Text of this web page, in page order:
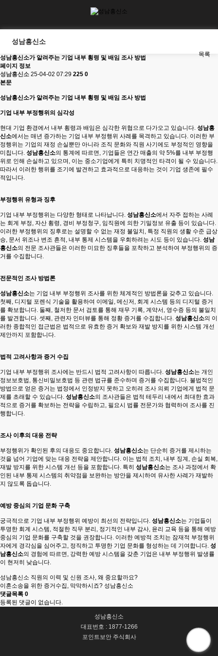
성남흥신소
목록
성남흥신소가 알려주는 기업 내부 횡령 및 배임 조사 방법
페이지 정보
성남흥신소 25-04-02 07:29 225 0
본문
성남흥신소가 알려주는 기업 내부 횡령 및 배임 조사 방법
기업 내부 부정행위의 심각성
현대 기업 환경에서 내부 횡령과 배임은 심각한 위협으로 다가오고 있습니다. 성남흥
신소에서는 매년 증가하는 기업 내부 부정행위 사례를 목격하고 있습니다. 이러한 부
정행위는 기업의 재정 손실뿐만 아니라 조직 문화와 직원 사기에도 부정적인 영향을
미칩니다. 성남흥신소의 통계에 따르면, 기업들은 연간 매출의 약 5%를 내부 부정행
위로 인해 손실하고 있으며, 이는 중소기업에게 특히 치명적인 타격이 될 수 있습니다.
따라서 이러한 행위를 조기에 발견하고 효과적으로 대응하는 것이 기업 생존에 필수
적입니다.
부정행위 유형과 징후
기업 내부 부정행위는 다양한 형태로 나타납니다. 성남흥신소에서 자주 접하는 사례
는 회계 부정, 자산 횡령, 경비 부정청구, 임직원에 의한 기밀정보 유출 등이 있습니다.
이러한 부정행위의 징후로는 설명할 수 없는 재정 불일치, 특정 직원의 생활 수준 급상
승, 문서 위조나 변조 흔적, 내부 통제 시스템을 우회하려는 시도 등이 있습니다. 성남
흥신소의 전문 조사관들은 이러한 미묘한 징후들을 포착하고 분석하여 부정행위의 증
거를 수집합니다.
전문적인 조사 방법론
성남흥신소는 기업 내부 부정행위 조사를 위한 체계적인 방법론을 갖추고 있습니다.
첫째, 디지털 포렌식 기술을 활용하여 이메일, 메신저, 회계 시스템 등의 디지털 증거
를 확보합니다. 둘째, 철저한 문서 검토를 통해 재무 기록, 계약서, 영수증 등의 불일치
를 발견합니다. 셋째, 관련자 인터뷰를 통해 정황 증거를 수집합니다. 성남흥신소의 이
러한 종합적인 접근법은 법적으로 유효한 증거 확보와 재발 방지를 위한 시스템 개선
제안까지 포함합니다.
법적 고려사항과 증거 수집
기업 내부 부정행위 조사에는 반드시 법적 고려사항이 따릅니다. 성남흥신소는 개인
정보보호법, 통신비밀보호법 등 관련 법규를 준수하며 증거를 수집합니다. 불법적인
방법으로 얻은 증거는 법정에서 인정받지 못하고 오히려 조사 의뢰 기업에게 법적 문
제를 초래할 수 있습니다. 성남흥신소의 조사관들은 법적 테두리 내에서 최대한 효과
적으로 증거를 확보하는 전략을 수립하고, 필요시 법률 전문가와 협력하여 조사를 진
행합니다.
조사 이후의 대응 전략
부정행위가 확인된 후의 대응도 중요합니다. 성남흥신소는 단순히 증거를 제시하는
것을 넘어 기업에 맞는 대응 전략을 제안합니다. 이는 법적 조치, 내부 징계, 손실 회복,
재발 방지를 위한 시스템 개선 등을 포함합니다. 특히 성남흥신소는 조사 과정에서 확
인된 내부 통제 시스템의 취약점을 보완하는 방안을 제시하여 유사한 사례가 재발하
지 않도록 돕습니다.
예방 중심의 기업 문화 구축
궁극적으로 기업 내부 부정행위 예방이 최선의 전략입니다. 성남흥신소는 기업들이
투명한 회계 시스템, 적절한 직무 분리, 정기적인 내부 감사, 윤리 교육 등을 통해 예방
중심의 기업 문화를 구축할 것을 권장합니다. 이러한 예방적 조치는 잠재적 부정행위
자에게 경각심을 심어주고, 정직하고 투명한 기업 문화를 형성하는 데 기여합니다. 성
남흥신소의 경험에 따르면, 강력한 예방 시스템을 갖춘 기업은 내부 부정행위 발생률
이 현저히 낮습니다.
성남흥신소 직원의 이력 및 신원 조사, 왜 중요할까요?
이혼소송을 위한 증거수집, 막막하시죠? 성남흥신소
댓글목록 0
등록된 댓글이 없습니다.
성남흥신소
대표번호 : 1877-1266
포인트보안 주식회사